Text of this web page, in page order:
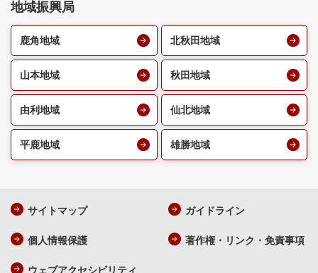
地域振興局
鹿角地域 北秋田地域
山本地域 秋田地域
由利地域 仙北地域
平鹿地域 雄勝地域
サイトマップ ガイドライン
個人情報保護 著作権・リンク・免責事項
ウェブアクセシビリティ